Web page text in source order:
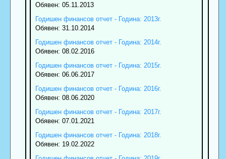
Обявен: 05.11.2013
Годишен финансов отчет - Година: 2013г.
Обявен: 31.10.2014
Годишен финансов отчет - Година: 2014г.
Обявен: 08.02.2016
Годишен финансов отчет - Година: 2015г.
Обявен: 06.06.2017
Годишен финансов отчет - Година: 2016г.
Обявен: 08.06.2020
Годишен финансов отчет - Година: 2017г.
Обявен: 07.01.2021
Годишен финансов отчет - Година: 2018г.
Обявен: 19.02.2022